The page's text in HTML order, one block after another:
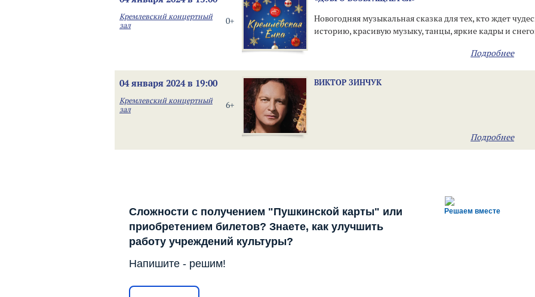
0+
Кремлевский концертный
зал
Новогодняя музыкальная сказка для тех, кто ждет
историю, красивую музыку, танцы, яркие кадры и
Подробнее
04 января 2024 в 19:00
6+
Кремлевский концертный
зал
ВИКТОР ЗИНЧУК
Подробнее
Решаем вместе
Сложности с получением "Пушкинской карты" или
приобретением билетов? Знаете, как улучшить
работу учреждений культуры?
Напишите - решим!